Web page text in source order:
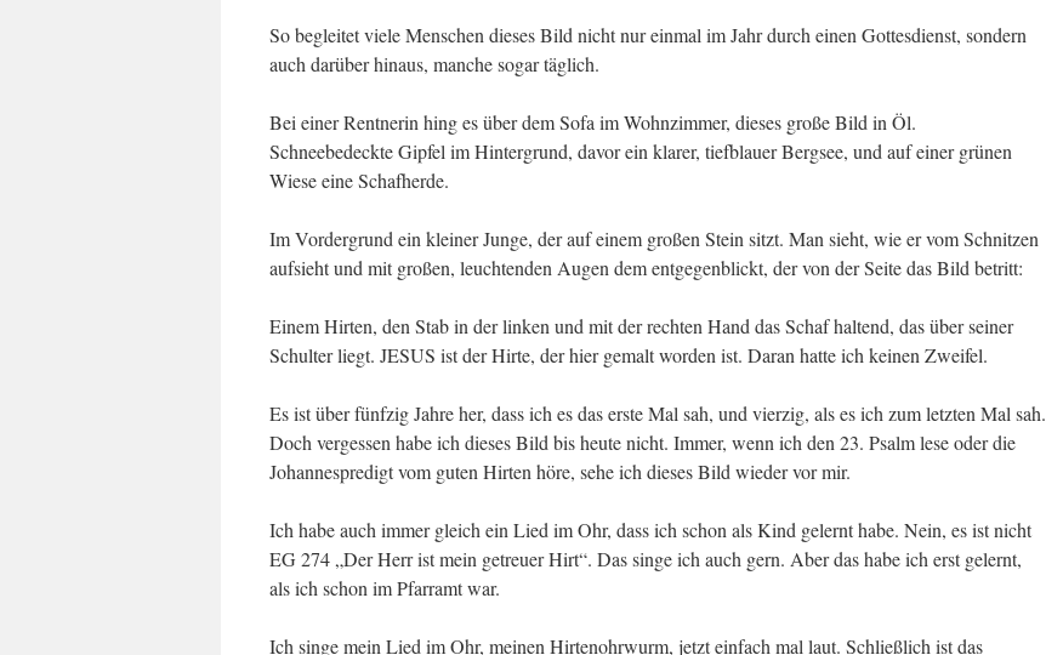
So begleitet viele Menschen dieses Bild nicht nur einmal im Jahr durch einen Gottesdienst, sondern
auch darüber hinaus, manche sogar täglich.
Bei einer Rentnerin hing es über dem Sofa im Wohnzimmer, dieses große Bild in Öl.
Schneebedeckte Gipfel im Hintergrund, davor ein klarer, tiefblauer Bergsee, und auf einer grünen
Wiese eine Schafherde.
Im Vordergrund ein kleiner Junge, der auf einem großen Stein sitzt. Man sieht, wie er vom Schnitzen
aufsieht und mit großen, leuchtenden Augen dem entgegenblickt, der von der Seite das Bild betritt:
Einem Hirten, den Stab in der linken und mit der rechten Hand das Schaf haltend, das über seiner
Schulter liegt. JESUS ist der Hirte, der hier gemalt worden ist. Daran hatte ich keinen Zweifel.
Es ist über fünfzig Jahre her, dass ich es das erste Mal sah, und vierzig, als es ich zum letzten Mal sah.
Doch vergessen habe ich dieses Bild bis heute nicht. Immer, wenn ich den 23. Psalm lese oder die
Johannespredigt vom guten Hirten höre, sehe ich dieses Bild wieder vor mir.
Ich habe auch immer gleich ein Lied im Ohr, dass ich schon als Kind gelernt habe. Nein, es ist nicht
EG 274 „Der Herr ist mein getreuer Hirt“. Das singe ich auch gern. Aber das habe ich erst gelernt,
als ich schon im Pfarramt war.
Ich singe mein Lied im Ohr, meinen Hirtenohrwurm, jetzt einfach mal laut. Schließlich ist das